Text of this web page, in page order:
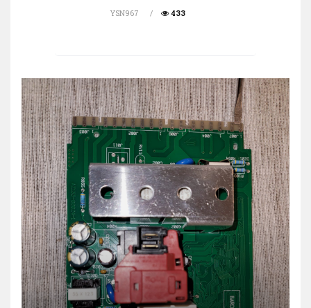
YSN967
433